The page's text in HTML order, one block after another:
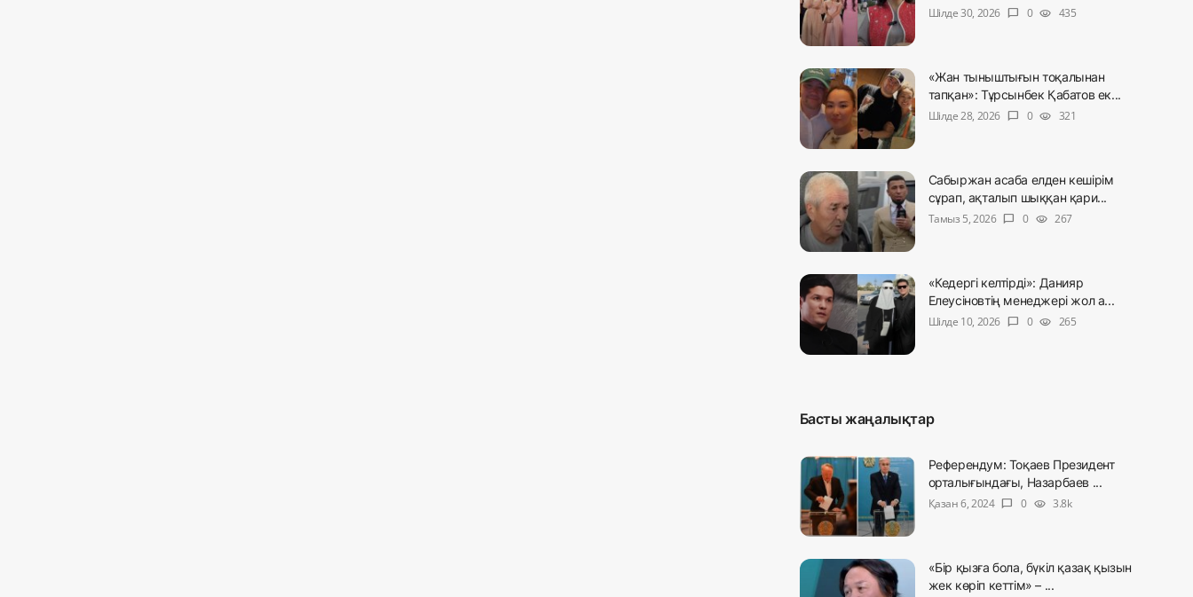
Шілде 30, 2026
chat_bubble 0 visibility 435
«Жан тыныштығын тоқалынан
тапқан»: Тұрсынбек Қабатов ек...
Шілде 28, 2026
chat_bubble 0 visibility 321
Сабыржан асаба елден кешірім
сұрап, ақталып шыққан қари...
Тамыз 5, 2026 chat_bubble 0 visibility 267
«Кедергі келтірді»: Данияр
Елеусіновтің менеджері жол а...
Шілде 10, 2026
chat_bubble 0 visibility 265
Басты жаңалықтар
Референдум: Тоқаев Президент
орталығындағы, Назарбаев ...
Қазан 6, 2024 chat_bubble 0 visibility 3.8k
«Бір қызға бола, бүкіл қазақ қызын
жек көріп кеттім» – ...